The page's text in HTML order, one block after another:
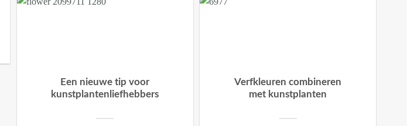
Een nieuwe tip voor
kunstplantenliefhebbers
Verfkleuren combineren
met kunstplanten